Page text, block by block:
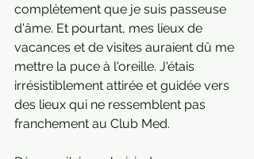
complètement que je suis passeuse
d'âme. Et pourtant, mes lieux de
vacances et de visites auraient dû me
mettre la puce à l'oreille. J'étais
irrésistiblement attirée et guidée vers
des lieux qui ne ressemblent pas
franchement au Club Med.